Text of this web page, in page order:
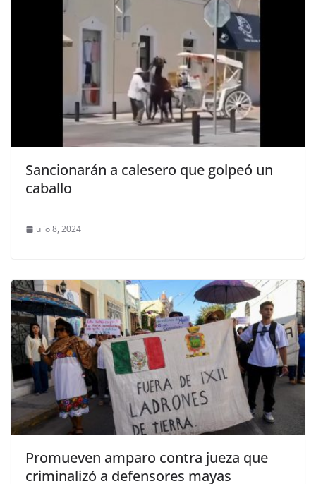
Sancionarán a calesero que golpeó un
caballo
julio 8, 2024
Promueven amparo contra jueza que
criminalizó a defensores mayas